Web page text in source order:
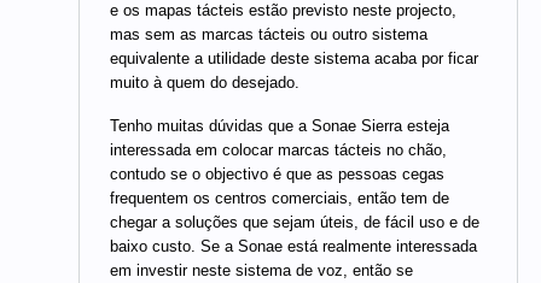
e os mapas tácteis estão previsto neste projecto,
mas sem as marcas tácteis ou outro sistema
equivalente a utilidade deste sistema acaba por ficar
muito à quem do desejado.
Tenho muitas dúvidas que a Sonae Sierra esteja
interessada em colocar marcas tácteis no chão,
contudo se o objectivo é que as pessoas cegas
frequentem os centros comerciais, então tem de
chegar a soluções que sejam úteis, de fácil uso e de
baixo custo. Se a Sonae está realmente interessada
em investir neste sistema de voz, então se